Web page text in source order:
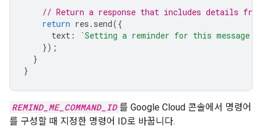
// Return a response that includes details
return res . send({
text :
`Setting a reminder for this message:
});
}
}
REMIND_ME_COMMAND_ID 를 Google Cloud 콘솔에서 명령어
를 구성할 때 지정한 명령어 ID로 바꿉니다.